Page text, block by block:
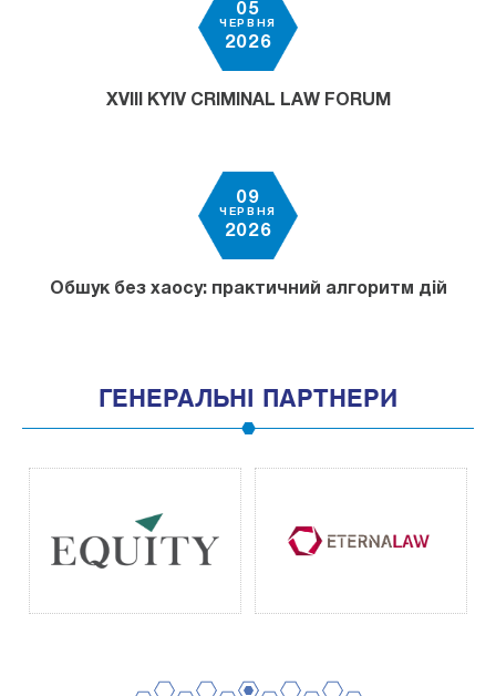
05
ЧЕРВНЯ
2026
XVIII KYIV CRIMINAL LAW FORUM
09
ЧЕРВНЯ
2026
Обшук без хаосу: практичний алгоритм дій
ГЕНЕРАЛЬНІ ПАРТНЕРИ